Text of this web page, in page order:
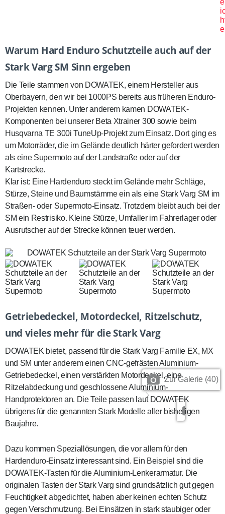
e
Warum Hard Enduro Schutzteile auch auf der
Stark Varg SM Sinn ergeben
Die Teile stammen von DOWATEK, einem Hersteller aus
Oberbayern, den wir bei 1000PS bereits aus früheren Enduro-
Projekten kennen. Unter anderem kamen DOWATEK-
Komponenten bei unserer Beta Xtrainer 300sowie beim
Husqvarna TE 300i TuneUp-Projektzum Einsatz. Dort ging es
um Motorräder, die im Gelände deutlich härter gefordert werden
als eine Supermoto auf der Landstraße oder auf der
Kartstrecke.
Klar ist: Eine Hardenduro steckt im Gelände mehr Schläge,
Stürze, Steine und Baumstämme ein als eine Stark Varg SM im
Straßen- oder Supermoto-Einsatz. Trotzdem bleibt auch bei der
SM ein Restrisiko. Kleine Stürze, Umfaller im Fahrerlager oder
Ausrutscher auf der Strecke können teuer werden.
Zur Galerie (40)
Getriebedeckel, Motordeckel, Ritzelschutz,
und vieles mehr für die Stark Varg
DOWATEK bietet, passend für die Stark Varg Familie EX, MX
und SM unter anderem einen CNC-gefrästenAluminium-
Getriebedeckel , einen verstärkten Motordeckel , eine
Ritzelabdeckung und geschlosseneAluminium-
Handprotektoren an. Die Teile passen laut DOWATEK
übrigens für die genannten Stark Modelle aller bisherigen
Baujahre.
Dazu kommen Speziallösungen, die vor allem für den
Hardenduro-Einsatz interessant sind. Ein Beispiel sind die
DOWATEK-Tasten für die Aluminium-Lenkerarmatur. Die
originalen Tasten der Stark Varg sind grundsätzlich gut gegen
Feuchtigkeit abgedichtet, haben aber keinen echten Schutz
gegen Verschmutzung. Bei Einsätzen in stark staubiger oder